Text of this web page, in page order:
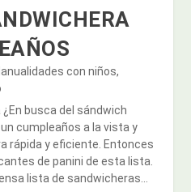
con niños,
busca del sándwich
cumpleaños a la vista y
rápida y eficiente. Entonces
de panini de esta lista.
lista de sandwicheras...